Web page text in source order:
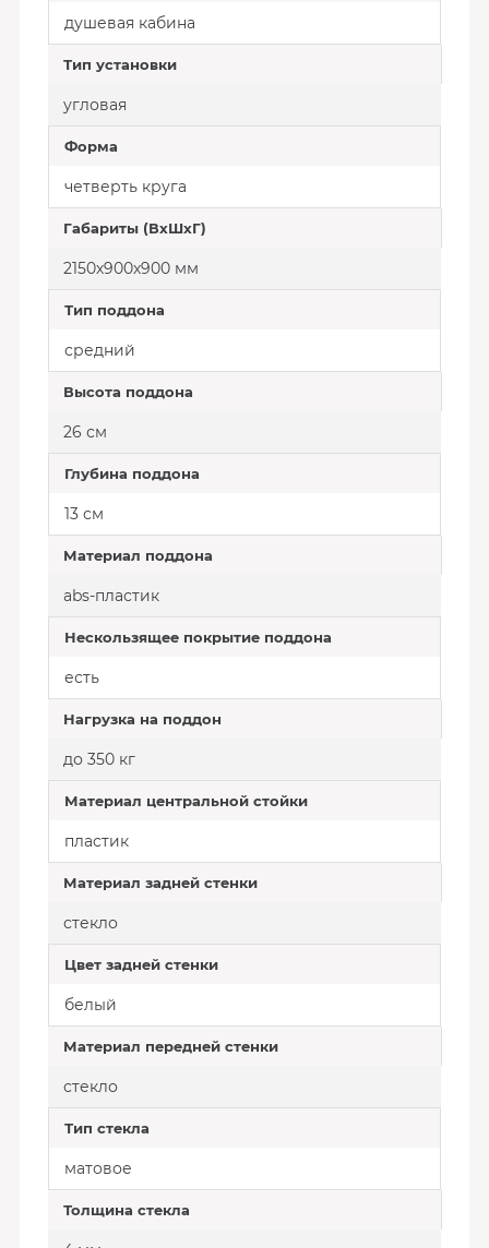
душевая кабина
Тип установки
угловая
Форма
четверть круга
Габариты (ВхШхГ)
2150х900х900 мм
Тип поддона
средний
Высота поддона
26 см
Глубина поддона
13 см
Материал поддона
abs-пластик
Нескользящее покрытие поддона
есть
Нагрузка на поддон
до 350 кг
Материал центральной стойки
пластик
Материал задней стенки
стекло
Цвет задней стенки
белый
Материал передней стенки
стекло
Тип стекла
матовое
Толщина стекла